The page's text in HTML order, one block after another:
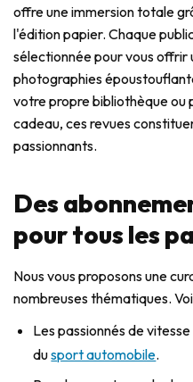
offre une immersion totale
l'édition papier. Chaque
sélectionnée pour vous offrir
photographies
votre propre bibliothèque ou
cadeau, ces revues
passionnants.
Des
pour tous les
Nous vous proposons une
nombreuses thématiques.
Les passionnés de
dusport automobile.